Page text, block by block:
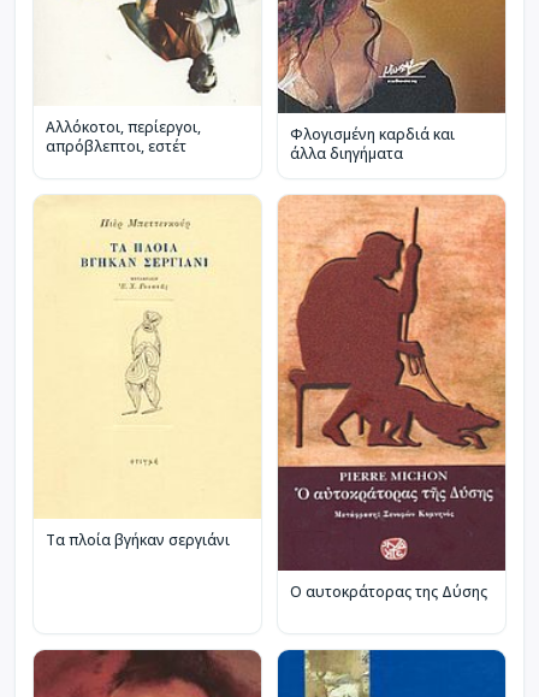
Αλλόκοτοι, περίεργοι,
απρόβλεπτοι, εστέτ
Φλογισμένη καρδιά και
άλλα διηγήματα
Τα πλοία βγήκαν σεργιάνι
Ο αυτοκράτορας της Δύσης